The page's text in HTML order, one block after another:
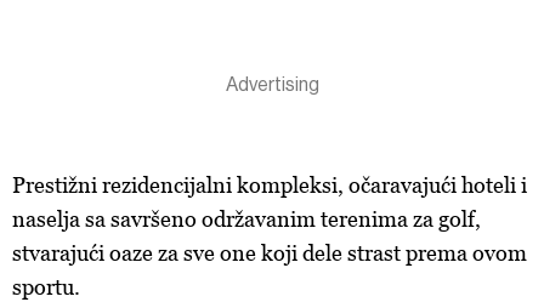
Prestižni rezidencijalni kompleksi, očaravajući hoteli i
naselja sa savršeno održavanim terenima za golf,
stvarajući oaze za sve one koji dele strast prema ovom
sportu.